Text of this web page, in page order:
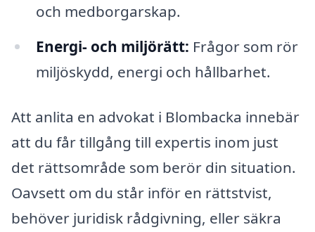
och medborgarskap.
Energi- och miljörätt: Frågor som rör
miljöskydd, energi och hållbarhet.
Att anlita en advokat i Blombacka innebär
att du får tillgång till expertis inom just
det rättsområde som berör din situation.
Oavsett om du står inför en rättstvist,
behöver juridisk rådgivning, eller säkra